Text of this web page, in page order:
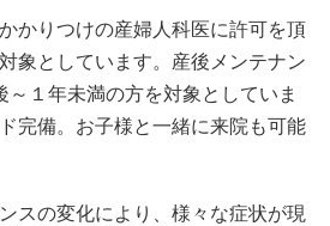
かりつけの産婦人科医に許可を頂
象としています。産後メンテナン
～１年未満の方を対象としていま
完備。お子様と一緒に来院も可能
スの変化により、様々な症状が現